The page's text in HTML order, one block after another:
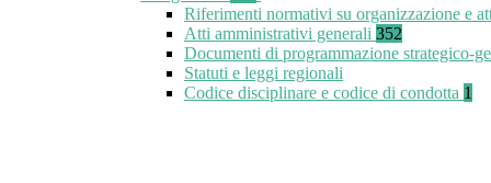
Riferimenti normativi su organizzazione e
Atti amministrativi generali 352
Documenti di programmazione strategico-
Statuti e leggi regionali
Codice disciplinare e codice di condotta 1